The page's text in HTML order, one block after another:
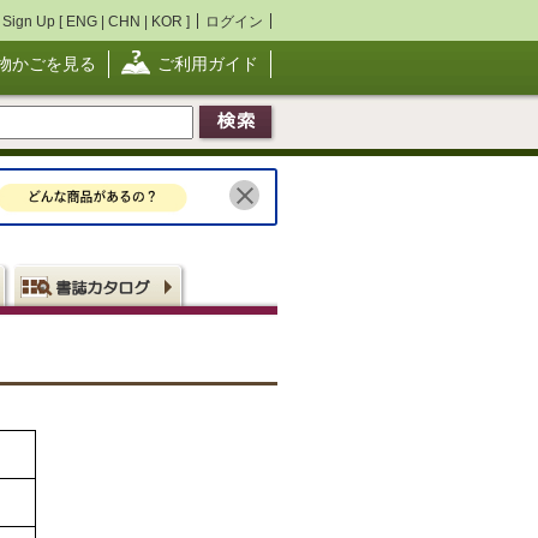
Sign Up [ ENG | CHN | KOR ] ログイン
かごを見る ご利用ガイド